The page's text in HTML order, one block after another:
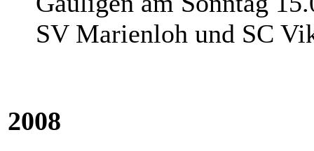
SV Marienloh und SC
2008